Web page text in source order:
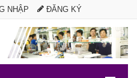
NHẬP ĐĂNG KÝ